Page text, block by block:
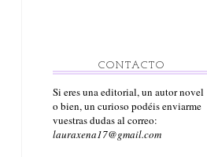
CONTACTO
Si eres una editorial, un autor novel
o bien, un curioso podéis enviarme
vuestras dudas al correo:
lauraxena17@gmail.com